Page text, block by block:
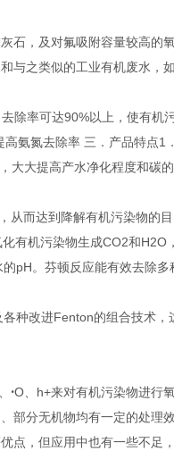
石，及对氟吸附容量较高的
之类似的工业有机废水，
除率可达90%以上，使有机
氨氮去除率 三．产品特点1
大大提高产水净化程度和碳
从而达到降解有机污染物的目
有机污染物生成CO2和H2O
pH。芬顿反应能有效去除
种改进Fenton的组合技术
、h+来对有机污染物进行
分无机物均有一定的处理
点，但应用中也有一些不足